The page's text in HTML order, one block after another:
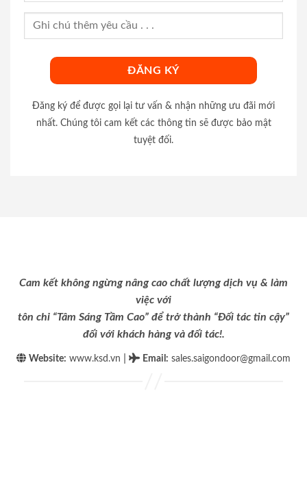
Đăng ký để được gọi lại tư vấn & nhận những ưu đãi mới
nhất. Chúng tôi cam kết các thông tin sẽ được bảo mật
tuyệt đối.
Cam kết không ngừng nâng cao chất lượng dịch vụ & làm
việc với
tôn chỉ “Tâm Sáng Tầm Cao” để trở thành “Đối tác tin cậy”
đối với khách hàng và đối tác!.
Website: www.ksd.vn Email : sales.saigondoor@gmail.com